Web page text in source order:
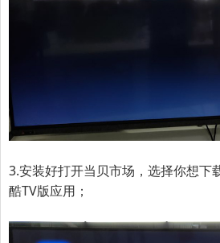
3.安装好打开当贝市场，选择你想下
酷TV版应用；